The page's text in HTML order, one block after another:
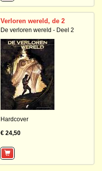
Verloren wereld, de 2
De verloren wereld - Deel 2
Hardcover
€ 24,50